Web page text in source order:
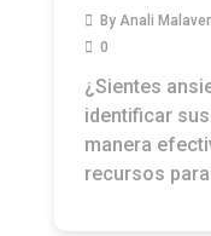
By Anali Malaver
0
¿Sientes
identificar
manera
recursos para